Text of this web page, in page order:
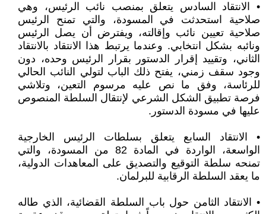
• الانتقاد السادس يتعلق بمنصب نائب الرئيس، وهي
صلاحية استحدثت في المسودة، والتي تمنح الرئيس
صلاحية تعيين نائب وإقالته، ويفترض أن يصل الرئيس
ونائبه بشكل انتخابي. وعندما يرتبط هذا الانتقاد بالانتقاد
الثاني، وتقييد إقرار الدستور بقرار الرئيس وحده، دون
وجود سقف زمني، يفتح ذلك الباب لتولي النائب الحالي
للرئاسة، وفق ما نص عليه مرسوم التعين، وتلاشي
فرصة تطبيق الشكل الشرعي لإنتقال السلطة المنصوص
عليها في مسودة الدستور.
• الانتقاد السابع يتعلق بسلطات الرئيس الخارجية
الواسعة، الواردة في المادة 82 من المسودة، والتي
تمنحه سلطة التوقيع والتصديق على المعاهدات الدولية،
ما يعقد السلطة الرقابية للبرلمان.
• الانتقاد الثامن حول باب السلطة القضائية، الذي طاله